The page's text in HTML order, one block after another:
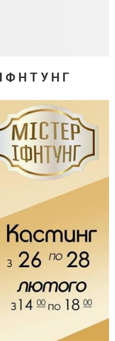
Ф Н Т У Н Г